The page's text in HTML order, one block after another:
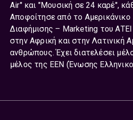
Air" και "Μουσική σε 24 καρέ",
Αποφοίτησε από το
Διαφήμισης – Marketing του
στην Αφρική και στην Λατινική
ανθρώπους. Έχει διατελέσει
μέλος της ΕΕΝ (Ένωσης